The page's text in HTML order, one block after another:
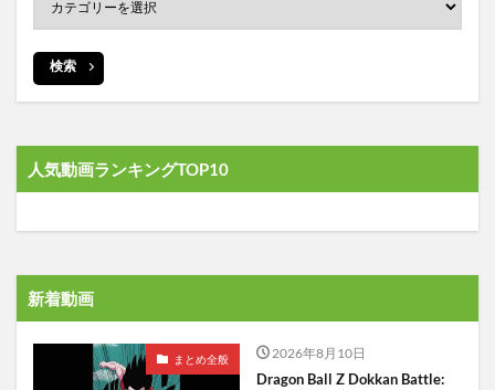
検索
人気動画ランキングTOP10
新着動画
まとめ全般 2026年8月10日
Dragon Ball Z Dokkan Battle: